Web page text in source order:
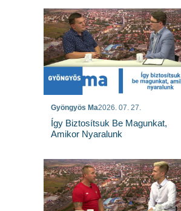
Gyöngyös Ma2026. 07. 27.
Így Biztosítsuk Be Magunkat,
Amikor Nyaralunk